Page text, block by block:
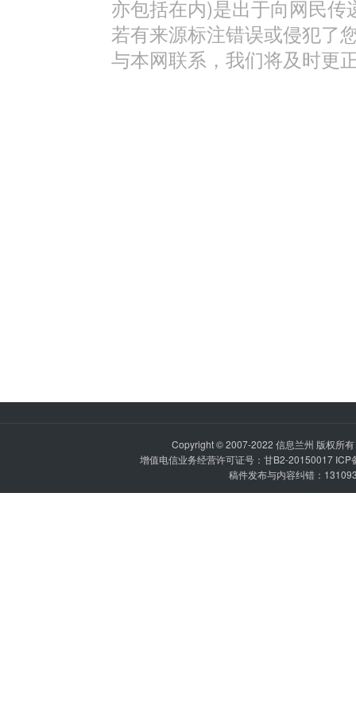
亦包括在内)是出于向网民
若有来源标注错误或侵犯了
与本网联系，我们将及时更
Copyright © 2007-2022 信息兰州 版权所
增值电信业务经营许可证号：甘B2-20150017 ICP
稿件发布与内容纠错：